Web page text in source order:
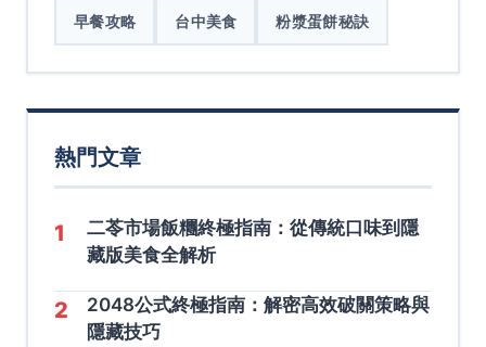
早餐攻略 台中美食 粉漿蛋餅秘訣
熱門文章
1
二苓市場飯糰終極指南：從傳統口味到隱
藏版美食全解析
2
2048公式終極指南：解密高效破關策略與
隱藏技巧